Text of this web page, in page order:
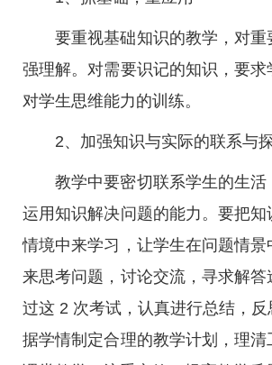
要重视基础知识的教学，对重
强理解。对需要识记的知识，要求
对学生思维能力的训练。
2、加强知识与实际的联系与
教学中要密切联系学生的生活
运用知识解决问题的能力。要把知
情境中来学习，让学生在问题情景
来思考问题，讨论交流，寻求解答
过这 2 次考试，认真进行总结，
据学情制定合理的教学计划，理清